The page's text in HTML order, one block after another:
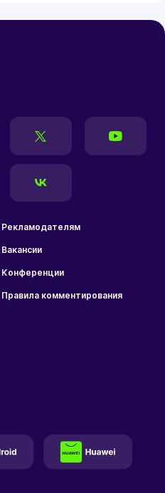
Рекламодателям
Вакансии
Конференции
Правила комментирования